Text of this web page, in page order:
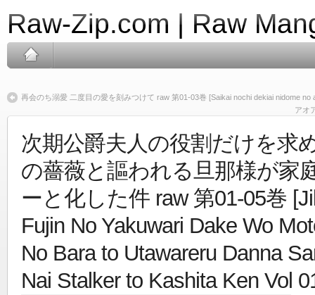
Raw-Zip.com | Raw
再会のち溺愛 二度目の愛を刻みつけて raw 第01-03巻 [Saikai nochi dekiai nidome no
アオ
次期公爵夫人の役割だけを求
の薔薇と謳われる旦那様が家
ーと化した件 raw 第01-05巻
Fujin No Yakuwari Dake Wo
No Bara to Utawareru Danna
Nai Stalker to Kashita Ken Vol